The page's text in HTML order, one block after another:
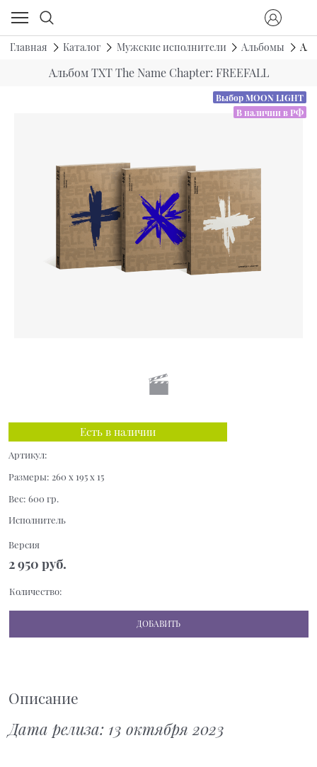
Главная Каталог Мужские исполнители Альбомы
Альбом TXT The Name Chapter: FREEFALL
Выбор MOON LIGHT
В наличии в РФ
Есть в наличии
Артикул:
Размеры: 260 x 195 x 15
Вес: 600 гр.
Исполнитель
Версия
2 950 руб.
Количество:
ДОБАВИТЬ
Описание
Дата релиза: 13 октября 2023